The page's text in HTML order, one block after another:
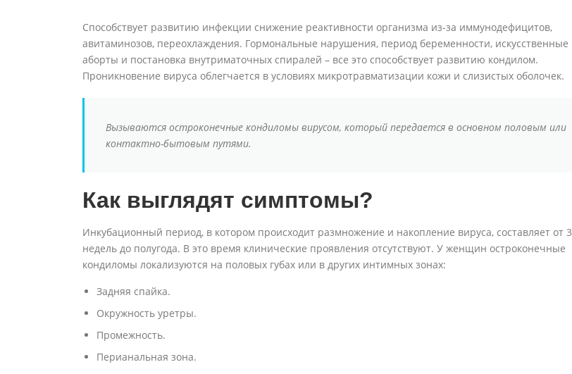
Способствует развитию инфекции снижение реактивности организма из-за иммунодефицитов,
авитаминозов, переохлаждения. Гормональные нарушения, период беременности, искусственные
аборты и постановка внутриматочных спиралей – все это способствует развитию кондилом.
Проникновение вируса облегчается в условиях микротравматизации кожи и слизистых оболочек.
Вызываются остроконечные кондиломы вирусом, который передается в основном половым или
контактно-бытовым путями.
Как выглядят симптомы?
Инкубационный период, в котором происходит размножение и накопление вируса, составляет от 3
недель до полугода. В это время клинические проявления отсутствуют. У женщин остроконечные
кондиломы локализуются на половых губах или в других интимных зонах:
Задняя спайка.
Окружность уретры.
Промежность.
Перианальная зона.